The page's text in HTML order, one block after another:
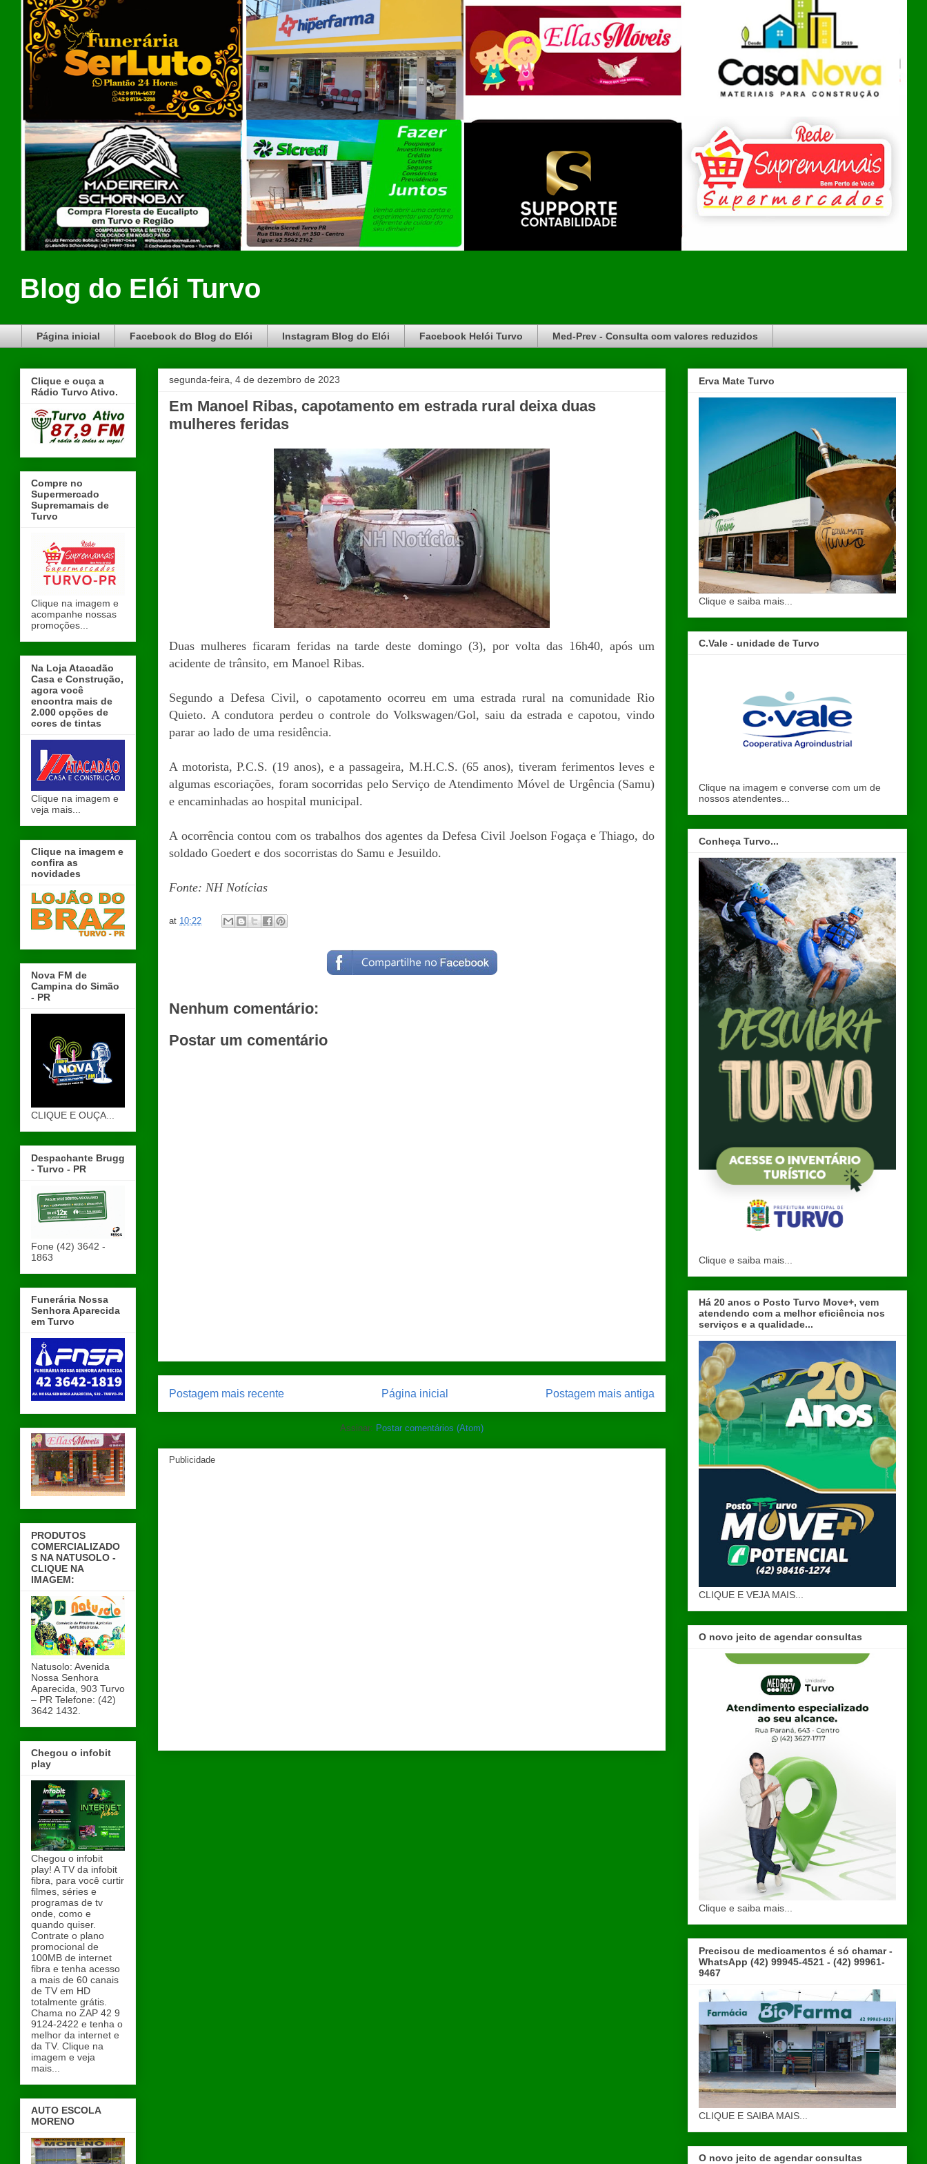
Blog do Elói Turvo
Página inicial Facebook do Blog do Elói Instagram Blog do Elói Facebook Helói Turvo Med-Prev - Consulta com valores reduzidos
segunda-feira, 4 de dezembro de 2023
Em Manoel Ribas, capotamento em estrada rural deixa duas
mulheres feridas
Duas mulheres ficaram feridas na tarde deste domingo (3), por volta das 16h40, após um
acidente de trânsito, em Manoel Ribas.
Segundo a Defesa Civil, o capotamento ocorreu em uma estrada rural na comunidade Rio
Quieto. A condutora perdeu o controle do Volkswagen/Gol, saiu da estrada e capotou, vindo
parar ao lado de uma residência.
A motorista, P.C.S. (19 anos), e a passageira, M.H.C.S. (65 anos), tiveram ferimentos leves e
algumas escoriações, foram socorridas pelo Serviço de Atendimento Móvel de Urgência (Samu)
e encaminhadas ao hospital municipal.
A ocorrência contou com os trabalhos dos agentes da Defesa Civil Joelson Fogaça e Thiago, do
soldado Goedert e dos socorristas do Samu e Jesuildo.
Fonte: NH Notícias
at 10:22
Nenhum comentário:
Postar um comentário
Postagem mais recente Postagem mais antiga
Página inicial
Assinar: Postar comentários (Atom)
Publicidade
Clique e ouça a
Rádio Turvo Ativo.
Compre no
Supermercado
Supremamais de
Turvo
Clique na imagem e
acompanhe nossas
promoções...
Na Loja Atacadão
Casa e Construção,
agora você
encontra mais de
2.000 opções de
cores de tintas
Clique na imagem e
veja mais...
Clique na imagem e
confira as
novidades
Nova FM de
Campina do Simão
- PR
CLIQUE E OUÇA...
Despachante Brugg
- Turvo - PR
Fone (42) 3642 -
1863
Funerária Nossa
Senhora Aparecida
em Turvo
PRODUTOS
COMERCIALIZADO
S NA NATUSOLO -
CLIQUE NA
IMAGEM:
Natusolo: Avenida
Nossa Senhora
Aparecida, 903 Turvo
– PR Telefone: (42)
3642 1432.
Chegou o infobit
play
Chegou o infobit
play! A TV da infobit
fibra, para você curtir
filmes, séries e
programas de tv
onde, como e
quando quiser.
Contrate o plano
promocional de
100MB de internet
fibra e tenha acesso
a mais de 60 canais
de TV em HD
totalmente grátis.
Chama no ZAP 42 9
9124-2422 e tenha o
melhor da internet e
da TV. Clique na
imagem e veja
mais...
AUTO ESCOLA
MORENO
Erva Mate Turvo
Clique e saiba mais...
C.Vale - unidade de Turvo
Clique na imagem e converse com um de
nossos atendentes...
Conheça Turvo...
Clique e saiba mais...
Há 20 anos o Posto Turvo Move+, vem
atendendo com a melhor eficiência nos
serviços e a qualidade...
CLIQUE E VEJA MAIS...
O novo jeito de agendar consultas
Clique e saiba mais...
Precisou de medicamentos é só chamar -
WhatsApp (42) 99945-4521 - (42) 99961-
9467
CLIQUE E SAIBA MAIS...
O novo jeito de agendar consultas